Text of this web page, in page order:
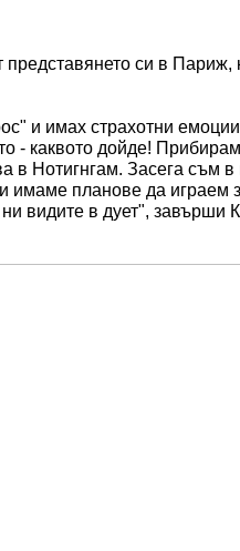
си в Париж,
и имах страхотни
- каквото дойде!
в Нотигнгам. Засега съм
имаме планове да играем
видите в дует", завърши